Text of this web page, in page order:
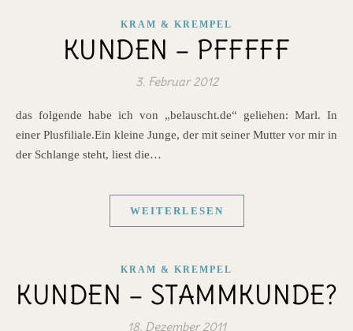
KRAM & KREMPEL
KUNDEN – PFFFFF
3. Februar 2012
das folgende habe ich von „belauscht.de“ geliehen: Marl. In
einer Plusfiliale.Ein kleine Junge, der mit seiner Mutter vor mir in
der Schlange steht, liest die…
WEITERLESEN
KRAM & KREMPEL
KUNDEN – STAMMKUNDE?
18. Dezember 2011